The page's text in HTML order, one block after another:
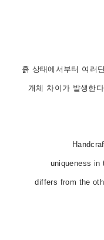
흙 상태에서부터 여러
개체 차이가 발생한
uniqueness in
differs from the